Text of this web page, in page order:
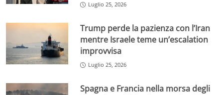
Luglio 25, 2026
Trump perde la pazienza con l’Iran
mentre Israele teme un’escalation
improvvisa
Luglio 25, 2026
Spagna e Francia nella morsa degli